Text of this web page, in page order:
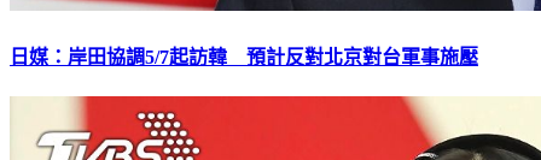
日媒：岸田協調5/7起訪韓 預計反對北京對台軍事施壓